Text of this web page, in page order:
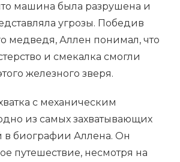
машина была разрушена и
угрозы. Победив
медведя, Аллен понимал, что
и смекалка смогли
железного зверя.
с механическим
из самых захватывающих
биографии Аллена. Он
путешествие, несмотря на